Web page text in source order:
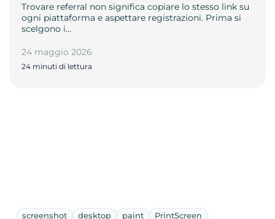
Trovare referral non significa copiare lo stesso link su
ogni piattaforma e aspettare registrazioni. Prima si
scelgono i…
24 maggio 2026
24 minuti di lettura
screenshot desktop paint PrintScreen